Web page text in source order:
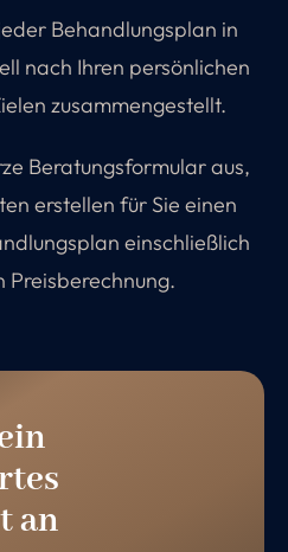
Behandlungsplan in
nach Ihren persönlichen
zusammengestellt.
Beratungsformular aus,
erstellen für Sie einen
einschließlich
Preisberechnung.
an